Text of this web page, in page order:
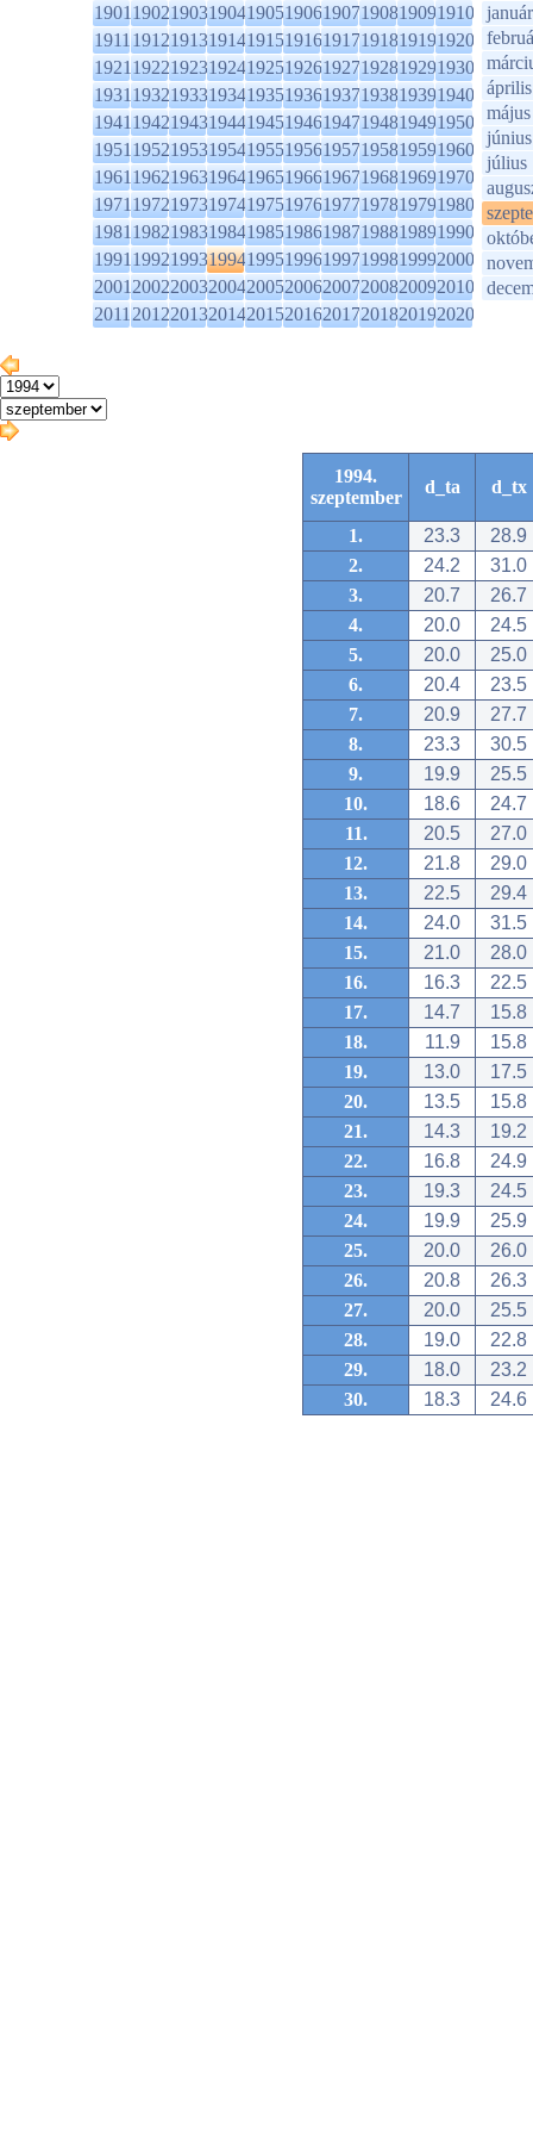
1901190219031904190519061907190819091910
1911191219131914191519161917191819191920
1921192219231924192519261927192819291930
1931193219331934193519361937193819391940
1941194219431944194519461947194819491950
1951195219531954195519561957195819591960
1961196219631964196519661967196819691970
1971197219731974197519761977197819791980
1981198219831984198519861987198819891990
1991199219931994199519961997199819992000
2001200220032004200520062007200820092010
2011201220132014201520162017201820192020
január
április
május
június
július
1994.
szeptember
d_ta d_tx
1. 23.3
28.9
2.
24.2
31.0
3.
20.7
26.7
4.
20.0
24.5
5.
20.0
25.0
6.
20.4
23.5
7.
20.9
27.7
8.
23.3
30.5
9.
19.9
25.5
10.
18.6
24.7
11.
20.5
27.0
12.
21.8
29.0
13.
22.5
29.4
14.
24.0
31.5
15.
21.0
28.0
16.
16.3
22.5
17.
14.7
15.8
18.
11.9
15.8
19.
13.0
17.5
20.
13.5
15.8
21.
14.3
19.2
22.
16.8
24.9
23.
19.3
24.5
24.
19.9
25.9
25.
20.0
26.0
26.
20.8
26.3
27.
20.0
25.5
28.
19.0
22.8
29.
18.0
23.2
30.
18.3 24.6